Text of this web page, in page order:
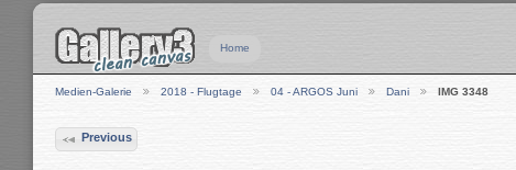
Home
Medien-Galerie 2018 - Flugtage 04 - ARGOS Juni Dani IMG 3348
Previous